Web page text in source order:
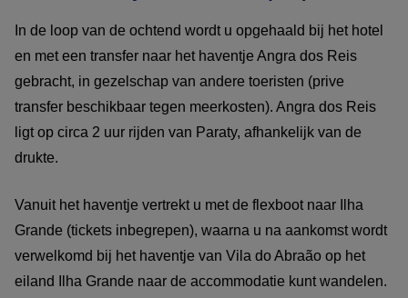
In de loop van de ochtend wordt u opgehaald bij het hotel
en met een transfer naar het haventje Angra dos Reis
gebracht, in gezelschap van andere toeristen (prive
transfer beschikbaar tegen meerkosten). Angra dos Reis
ligt op circa 2 uur rijden van Paraty, afhankelijk van de
drukte.
Vanuit het haventje vertrekt u met de flexboot naar Ilha
Grande (tickets inbegrepen), waarna u na aankomst wordt
verwelkomd bij het haventje van Vila do Abraão op het
eiland Ilha Grande naar de accommodatie kunt wandelen.